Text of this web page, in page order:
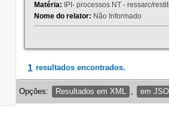
Matéria: IPI- processos NT - ressarc/
Nome do relator: Não Informado
1 resultados encontrados.
Opções: Resultados em XML em